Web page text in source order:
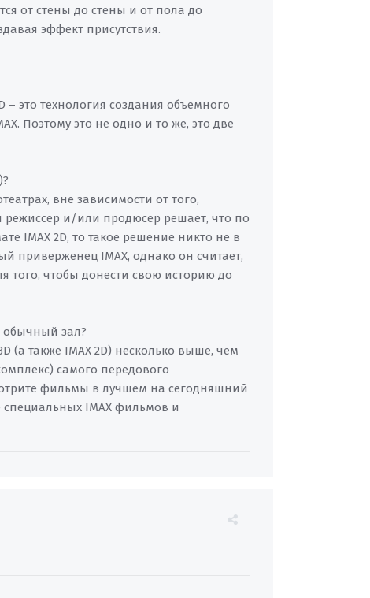
от стены до стены и от пола до
эффект присутствия.
– это технология создания объемного
Поэтому это не одно и то же, это две
вне зависимости от того,
и/или продюсер решает, что по
IMAX 2D, то такое решение никто не в
приверженец IMAX, однако он считает,
того, чтобы донести свою историю до
обычный зал?
(а также IMAX 2D) несколько выше, чем
самого передового
фильмы в лучшем на сегодняшний
специальных IMAX фильмов и